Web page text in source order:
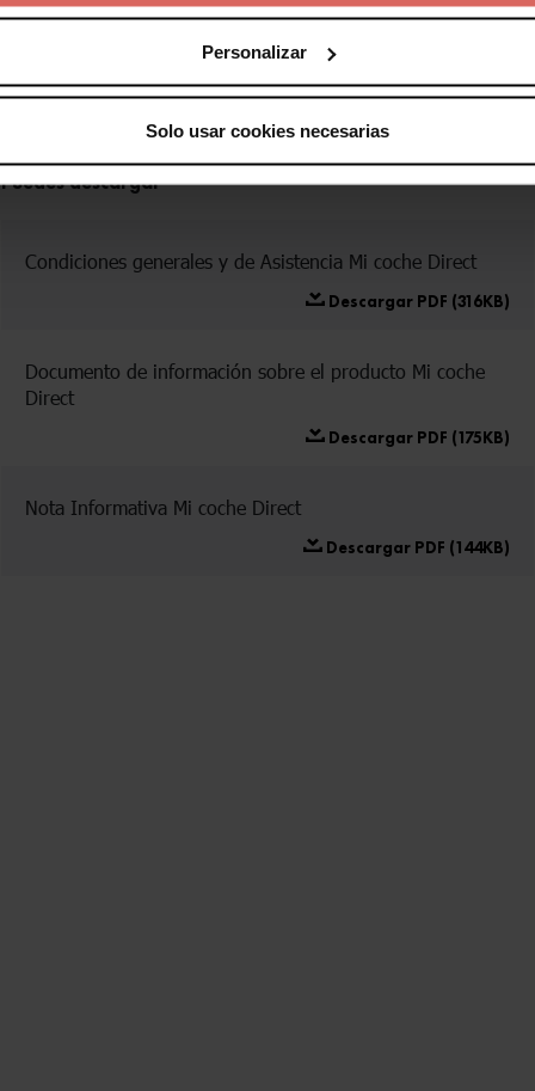
Personalizar
Solo usar cookies necesarias
diferentes tipos de seguro
Puedes descargar
Condiciones generales y de Asistencia Mi coche Direct
Descargar PDF (316KB)
Documento de información sobre el producto Mi coche
Direct
Descargar PDF (175KB)
Nota Informativa Mi coche Direct
Descargar PDF (144KB)